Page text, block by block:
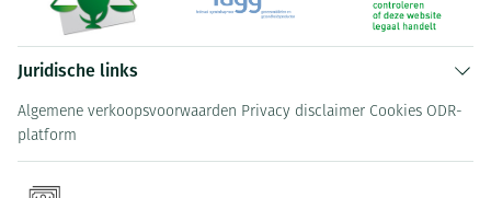
Juridische links
Algemene verkoopsvoorwaarden Privacy disclaimer Cookies ODR-
platform